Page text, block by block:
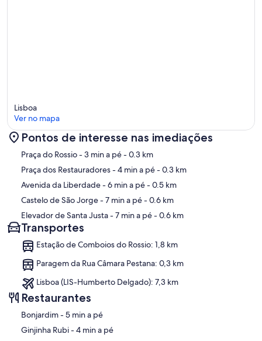
Mapa
Lisboa
Ver no mapa
Pontos de interesse nas imediações
Praça do Rossio- 3 min a pé- 0.3 km
Praça dos Restauradores- 4 min a pé- 0.3 km
Avenida da Liberdade- 6 min a pé- 0.5 km
Castelo de São Jorge- 7 min a pé- 0.6 km
Elevador de Santa Justa- 7 min a pé- 0.6 km
Transportes
Estação de Comboios do Rossio: 1,8 km
Paragem da Rua Câmara Pestana: 0,3 km
Lisboa (LIS-Humberto Delgado): 7,3 km
Restaurantes
‪Bonjardim - ‬5 min a pé
‪Ginjinha Rubi - ‬4 min a pé